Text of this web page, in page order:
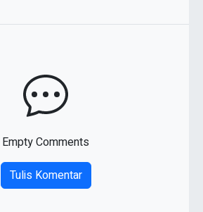
Empty Comments
Tulis Komentar